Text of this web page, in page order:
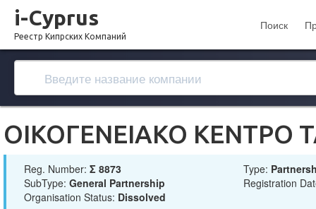
i-Cyprus
Реестр Кипрских Компаний
Поиск
ΟΙΚΟΓΕΝΕΙΑΚΟ ΚΕΝΤΡΟ
Reg. Number: Σ 8873 Type:
SubType: General Partnership
Registration
Organisation Status: Dissolved